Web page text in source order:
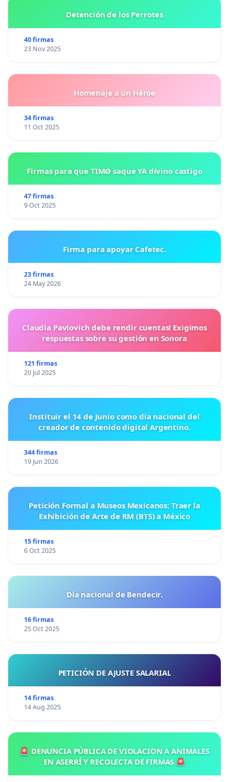
Detención de los Perrotes
40 firmas
23 Nov 2025
Homenaje a un Héroe
34 firmas
11 Oct 2025
Firmas para que TIMØ saque YA divino castigo
47 firmas
9 Oct 2025
Firma para apoyar Cafetec.
23 firmas
24 May 2026
Claudia Pavlovich debe rendir cuentas! Exigimos
respuestas sobre su gestión en Sonora
121 firmas
20 Jul 2025
Instituir el 14 de Junio como día nacional del
creador de contenido digital Argentino.
344 firmas
19 Jun 2026
Petición Formal a Museos Mexicanos: Traer la
Exhibición de Arte de RM (BTS) a México
15 firmas
6 Oct 2025
Día nacional de Bendecir.
16 firmas
25 Oct 2025
PETICIÓN DE AJUSTE SALARIAL
14 firmas
14 Aug 2025
🚨 DENUNCIA PÚBLICA DE VIOLACION A ANIMALES
EN ASERRÍ Y RECOLECTA DE FIRMAS 🚨